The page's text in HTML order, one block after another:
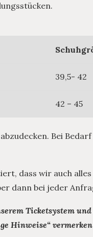
39,5- 42
42 – 45
Bei
dass wir auch
dann bei jeder
Ticketsystem und
Hinweise“ vermerken